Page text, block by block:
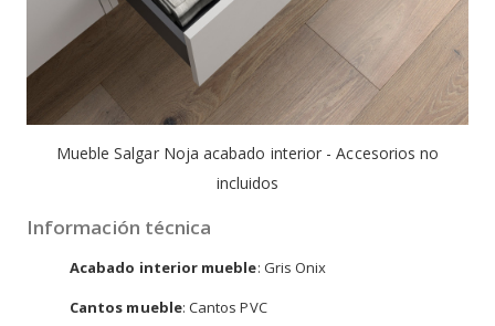
Mueble Salgar Noja acabado interior - Accesorios no
incluidos
Información técnica
Acabado interior mueble: Gris Onix
Cantos mueble: Cantos PVC